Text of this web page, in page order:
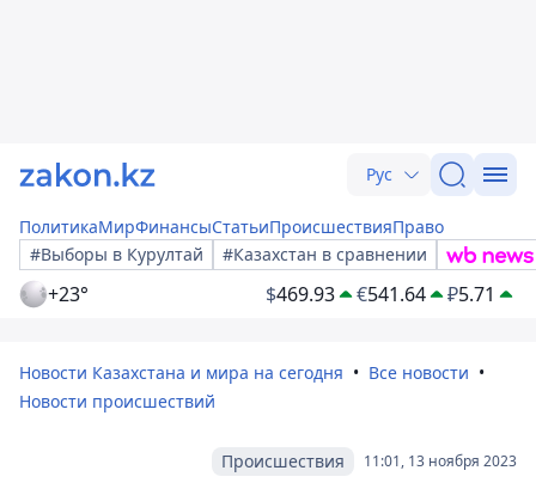
Рус
ПолитикаМирФинансыСтатьиПроисшествияПраво
#Выборы в Курултай
#Казахстан в сравнении
+23° $469.93 €541.64 ₽5.71
Новости Казахстана и мира на сегодня
Все новости
Новости происшествий
11:01, 13 ноября 2023
Происшествия